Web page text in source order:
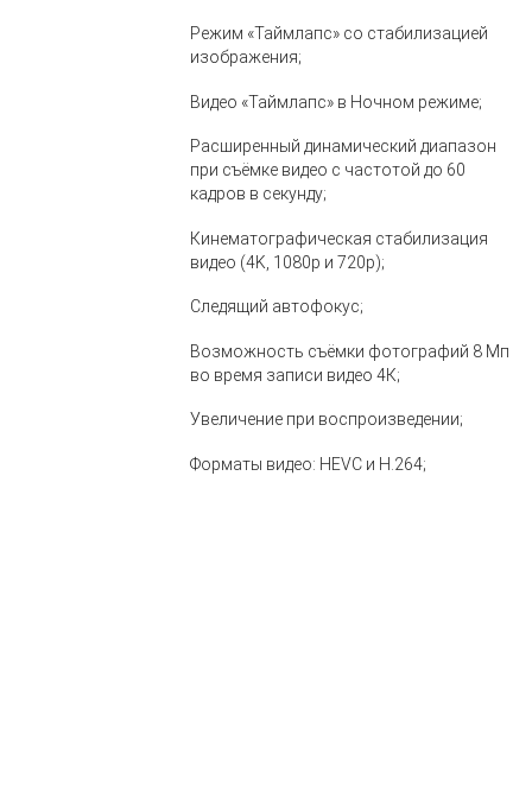
Режим «Таймлапс» со стабилизацией
изображения;
Видео «Таймлапс» в Ночном режиме;
Расширенный динамический диапазон
при съёмке видео с частотой до 60
кадров в секунду;
Кинематографическая стабилизация
видео (4K, 1080p и 720p);
Следящий автофокус;
Возможность съёмки фотографий 8 Мп
во время записи видео 4К;
Увеличение при воспроизведении;
Форматы видео: HEVC и H.264;